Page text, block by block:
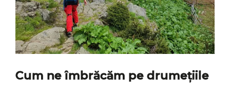
Cum ne îmbrăcăm pe drumețiile